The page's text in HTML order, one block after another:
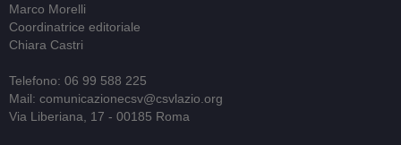
Marco Morelli
Coordinatrice editoriale
Chiara Castri
Telefono: 06 99 588 225
Mail: comunicazionecsv@csvlazio.org
Via Liberiana, 17 - 00185 Roma